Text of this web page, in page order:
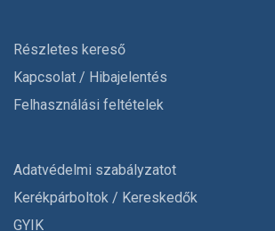
Részletes kereső
Kapcsolat / Hibajelentés
Felhasználási feltételek
Adatvédelmi szabályzatot
Kerékpárboltok / Kereskedők
GYIK